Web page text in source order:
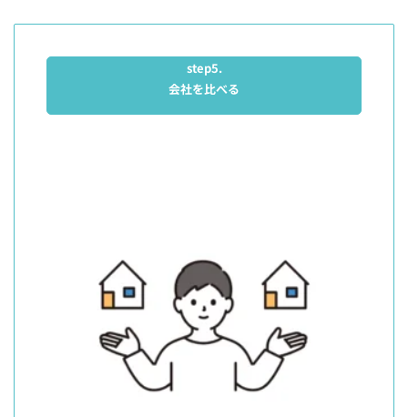
step5.
会社を比べる